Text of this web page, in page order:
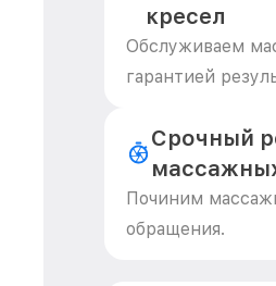
кресел
Обслуживаем
гарантией
Срочный
Починим
обращения.